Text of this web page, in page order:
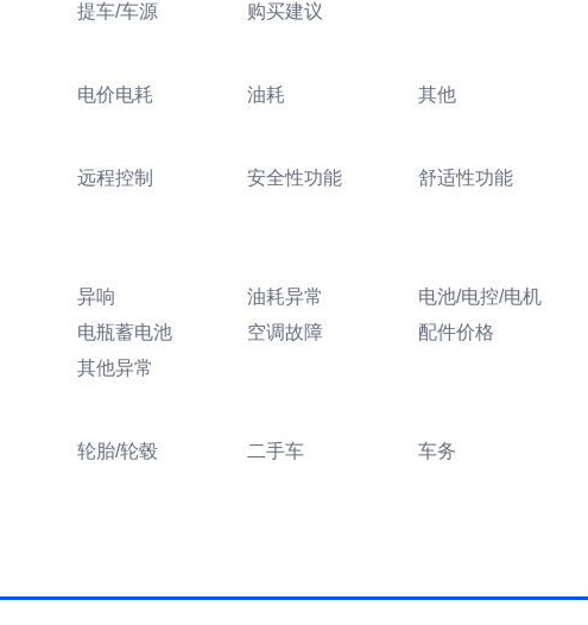
提车/车源 购买建议
电价电耗 油耗 其他
远程控制 安全性功能
舒适性功能
异响 油耗异常
电池/电控/电机
电瓶蓄电池 空调故障
配件价格
其他异常
轮胎/轮毂 二手车
车务